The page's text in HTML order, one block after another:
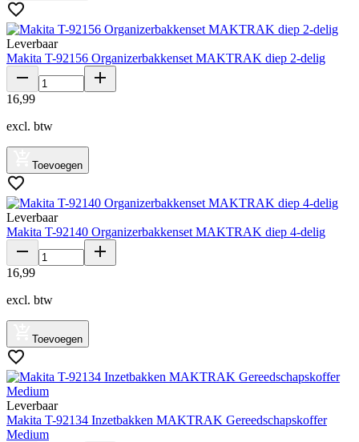
Leverbaar
Makita T-92156 Organizerbakkenset MAKTRAK diep 2-delig
16,99
excl. btw
Toevoegen
Leverbaar
Makita T-92140 Organizerbakkenset MAKTRAK diep 4-delig
16,99
excl. btw
Toevoegen
Leverbaar
Makita T-92134 Inzetbakken MAKTRAK Gereedschapskoffer
Medium